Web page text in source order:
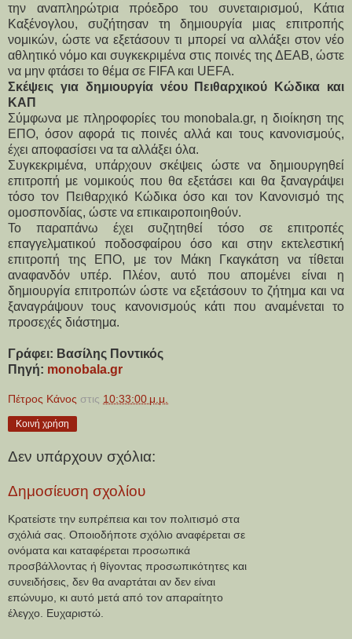
την αναπληρώτρια πρόεδρο του συνεταιρισμού, Κάτια
Καξένογλου, συζήτησαν τη δημιουργία μιας επιτροπής
νομικών, ώστε να εξετάσουν τι μπορεί να αλλάξει στον νέο
αθλητικό νόμο και συγκεκριμένα στις ποινές της ΔΕΑΒ, ώστε
να μην φτάσει το θέμα σε FIFA και UEFA.
Σκέψεις για δημιουργία νέου Πειθαρχικού Κώδικα και
ΚΑΠ
Σύμφωνα με πληροφορίες του monobala.gr, η διοίκηση της
ΕΠΟ, όσον αφορά τις ποινές αλλά και τους κανονισμούς,
έχει αποφασίσει να τα αλλάξει όλα.
Συγκεκριμένα, υπάρχουν σκέψεις ώστε να δημιουργηθεί
επιτροπή με νομικούς που θα εξετάσει και θα ξαναγράψει
τόσο τον Πειθαρχικό Κώδικα όσο και τον Κανονισμό της
ομοσπονδίας, ώστε να επικαιροποιηθούν.
Το παραπάνω έχει συζητηθεί τόσο σε επιτροπές
επαγγελματικού ποδοσφαίρου όσο και στην εκτελεστική
επιτροπή της ΕΠΟ, με τον Μάκη Γκαγκάτση να τίθεται
αναφανδόν υπέρ. Πλέον, αυτό που απομένει είναι η
δημιουργία επιτροπών ώστε να εξετάσουν το ζήτημα και να
ξαναγράψουν τους κανονισμούς κάτι που αναμένεται το
προσεχές διάστημα.
Γράφει: Βασίλης Ποντικός
Πηγή: monobala.gr
Πέτρος Κάνος στις 10:33:00 μ.μ.
Κοινή χρήση
Δεν υπάρχουν σχόλια:
Δημοσίευση σχολίου
Κρατείστε την ευπρέπεια και τον πολιτισμό στα
σχόλιά σας. Οποιοδήποτε σχόλιο αναφέρεται σε
ονόματα και καταφέρεται προσωπικά
προσβάλλοντας ή θίγοντας προσωπικότητες και
συνειδήσεις, δεν θα αναρτάται αν δεν είναι
επώνυμο, κι αυτό μετά από τον απαραίτητο
έλεγχο. Ευχαριστώ.